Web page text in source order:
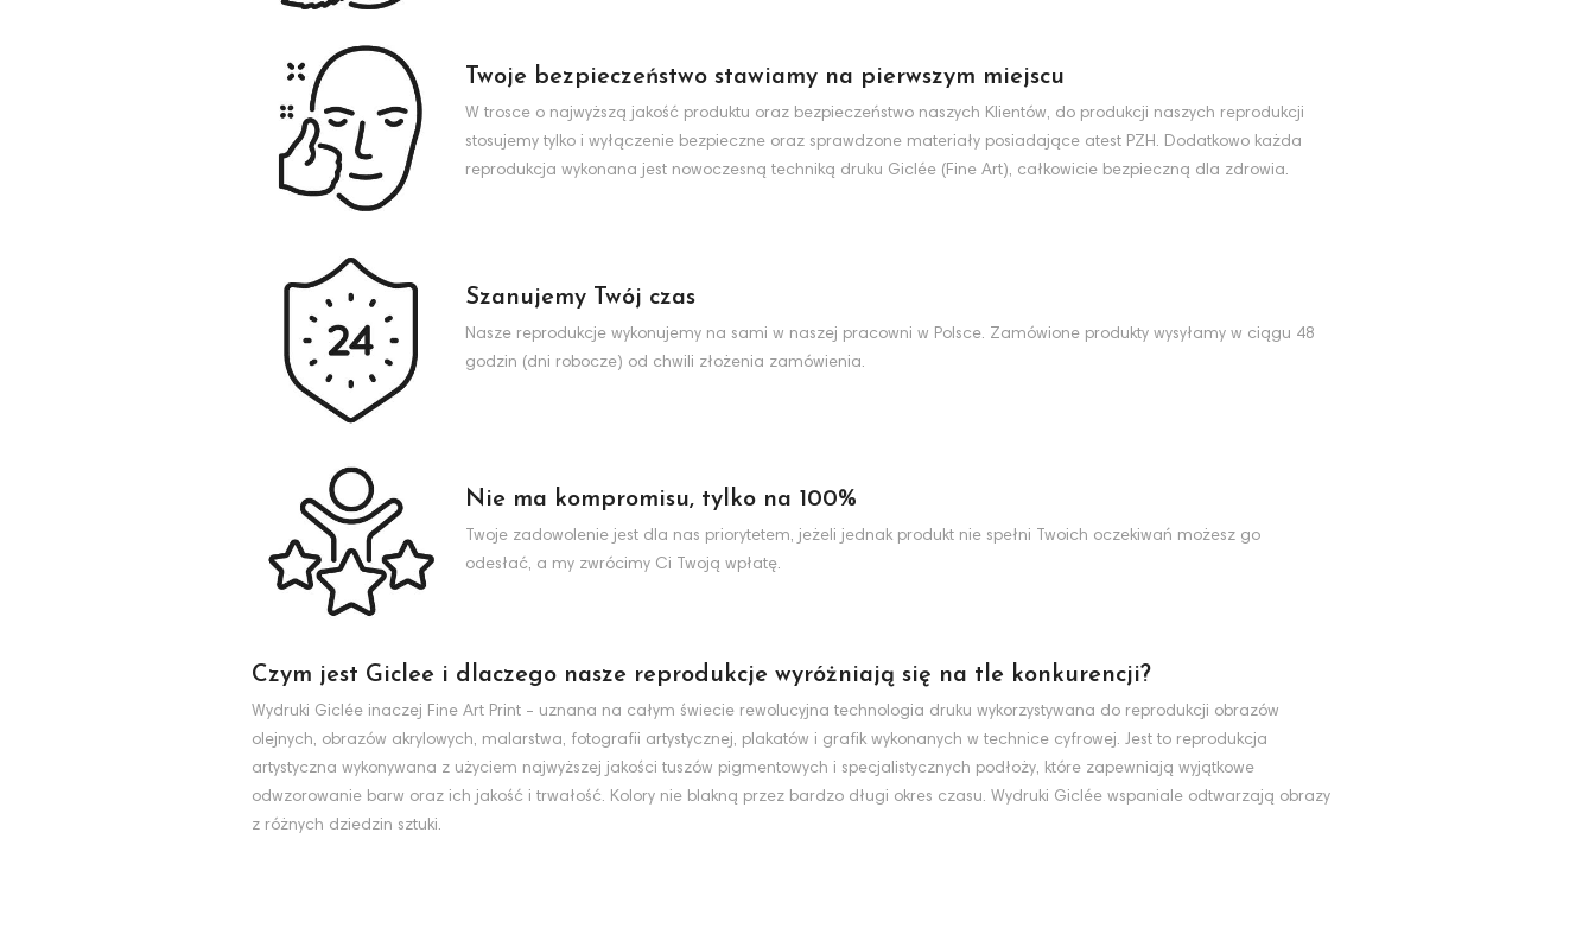
Twoje bezpieczeństwo stawiamy na pierwszym miejscu
W trosce o najwyższą jakość produktu oraz bezpieczeństwo naszych Klientów, do produkcji naszych reprodukcji
stosujemy tylko i wyłączenie bezpieczne oraz sprawdzone materiały posiadające atest PZH. Dodatkowo każda
reprodukcja wykonana jest nowoczesną techniką druku Giclée (Fine Art), całkowicie bezpieczną dla zdrowia.
Szanujemy Twój czas
Nasze reprodukcje wykonujemy na sami w naszej pracowni w Polsce. Zamówione produkty wysyłamy w ciągu 48
godzin (dni robocze) od chwili złożenia zamówienia.
Nie ma kompromisu, tylko na 100%
Twoje zadowolenie jest dla nas priorytetem, jeżeli jednak produkt nie spełni Twoich oczekiwań możesz go
odesłać, a my zwrócimy Ci Twoją wpłatę.
Czym jest Giclee i dlaczego nasze reprodukcje wyróżniają się na tle konkurencji?
Wydruki Giclée inaczej Fine Art Print - uznana na całym świecie rewolucyjna technologia druku wykorzystywana do reprodukcji obrazów
olejnych, obrazów akrylowych, malarstwa, fotografii artystycznej, plakatów i grafik wykonanych w technice cyfrowej. Jest to reprodukcja
artystyczna wykonywana z użyciem najwyższej jakości tuszów pigmentowych i specjalistycznych podłoży, które zapewniają wyjątkowe
odwzorowanie barw oraz ich jakość i trwałość. Kolory nie blakną przez bardzo długi okres czasu. Wydruki Giclée wspaniale odtwarzają obrazy
z różnych dziedzin sztuki.